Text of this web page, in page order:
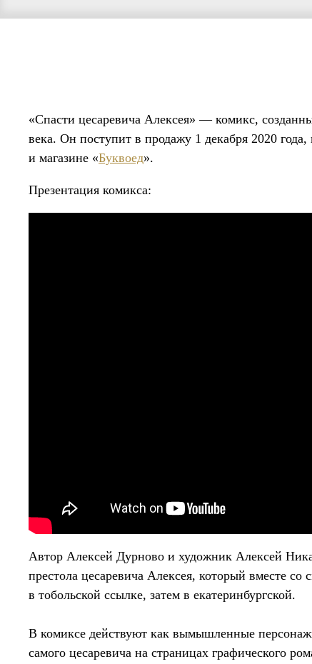
«Спасти цесаревича Алексея» — комикс,
века. Он поступит в продажу 1 декабря 2020
и магазине «Буквоед».
Презентация комикса:
Автор Алексей Дурново и художник Алексей
престола цесаревича Алексея, который вместе
в тобольской ссылке, затем в екатеринбургской.
В комиксе действуют как вымышленные
самого цесаревича на страницах графического